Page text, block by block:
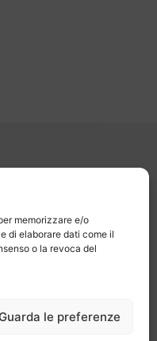
memorizzare e/o
di elaborare dati come il
o la revoca del
le preferenze